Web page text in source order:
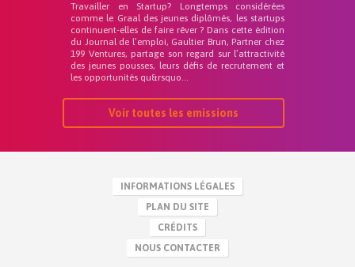
Travailler en Startup? Longtemps considérées
comme le Graal des jeunes diplômés, les startups
continuent-elles de faire rêver ? Dans cette édition
du Journal de l’emploi, Gaultier Brun, Partner chez
199 Ventures, partage son regard sur l’attractivité
des jeunes pousses, leurs défis de recrutement et
les opportunités qu&rsquo...
Voir toutes les emissions
INFORMATIONS LÉGALES
PLAN DU SITE
CRÉDITS
NOUS CONTACTER